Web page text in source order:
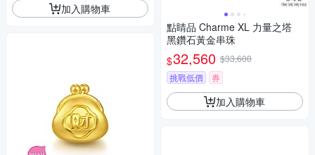
加入購物車
點睛品 Charme XL 力量之塔
黑鑽石黃金串珠
$32,560 $33,600
挑戰低價
券
加入購物車